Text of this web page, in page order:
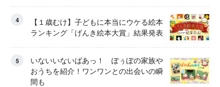
4
【１歳むけ】子どもに本当にウケる絵本
ランキング「げんき絵本大賞」結果発表
5
いないいないばあっ！ ぽぅぽの家族や
おうちを紹介！ワンワンとの出会いの瞬
間も